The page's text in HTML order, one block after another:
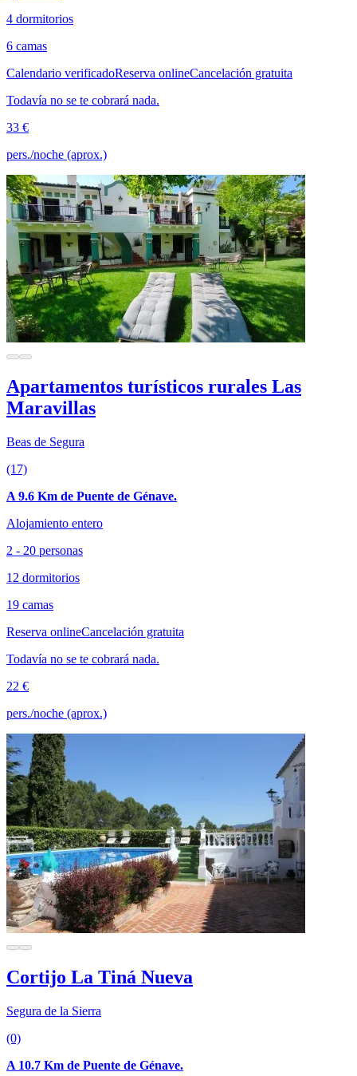
4 dormitorios
6 camas
Calendario verificadoReserva onlineCancelación gratuita
Todavía no se te cobrará nada.
33 €
pers./noche (aprox.)
Apartamentos turísticos rurales Las
Maravillas
Beas de Segura
(17)
A 9.6 Km de Puente de Génave.
Alojamiento entero
2 - 20 personas
12 dormitorios
19 camas
Reserva onlineCancelación gratuita
Todavía no se te cobrará nada.
22 €
pers./noche (aprox.)
Cortijo La Tiná Nueva
Segura de la Sierra
(0)
A 10.7 Km de Puente de Génave.